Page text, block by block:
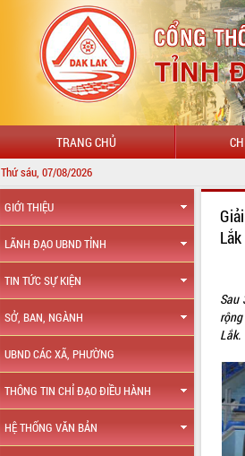
TRANG CHỦ
Thứ sáu, 07/08/2026
GIỚI THIỆU
LÃNH ĐẠO UBND TỈNH
TIN TỨC SỰ KIỆN
SỞ, BAN, NGÀNH
UBND CÁC XÃ, PHƯỜNG
THÔNG TIN CHỈ ĐẠO ĐIỀU HÀNH
HỆ THỐNG VĂN BẢN
Sau
Lắk.